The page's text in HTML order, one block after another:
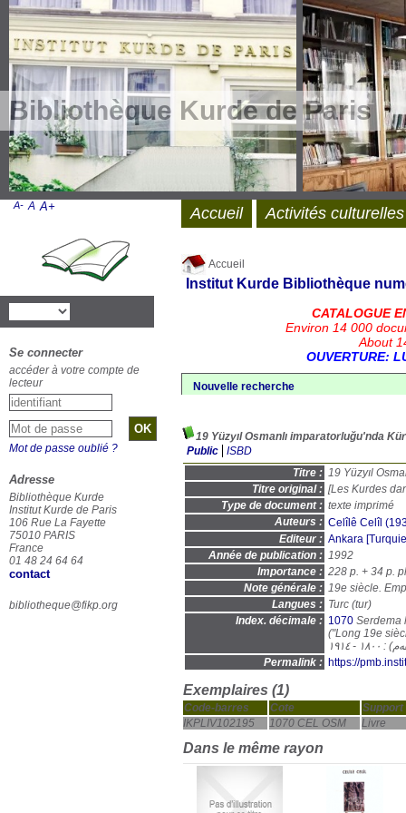
Bibliothèque Kurde de Paris
Accueil
Institut Kurde Bibliothèque
CATALOGUE
Environ 14 000
About
OUVERTURE:
Nouvelle recherche
19 Yüzyıl Osmanlı imparatorluğu'nda
Public
ISBD
Titre : 19 Yüzyıl
Titre original : [Les Kurdes
Type de document : texte imprimé
Auteurs : Celîlê Celîl
Editeur : Ankara
Année de publication : 1992
Importance : 228 p. + 34 p.
Note générale : 19e siècle.
Langues : Turc (tur)
Index. décimale : 1070 Serdema
("Long 19e
Permalink : https://
Exemplaires (1)
Code-barres Cote
Support
IKPLIV102195
1070 CEL OSM Livre
Dans le même rayon
Accueil Activités culturelles
A- A A+
Se connecter
accéder à votre compte de
lecteur
Mot de passe oublié ?
Adresse
Bibliothèque Kurde
Institut Kurde de Paris
106 Rue La Fayette
75010 PARIS
France
01 48 24 64 64
contact
bibliotheque@fikp.org